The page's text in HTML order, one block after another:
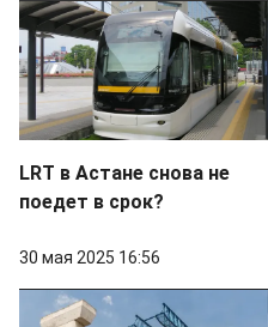
LRT в Астане снова не
поедет в срок?
30 мая 2025 16:56